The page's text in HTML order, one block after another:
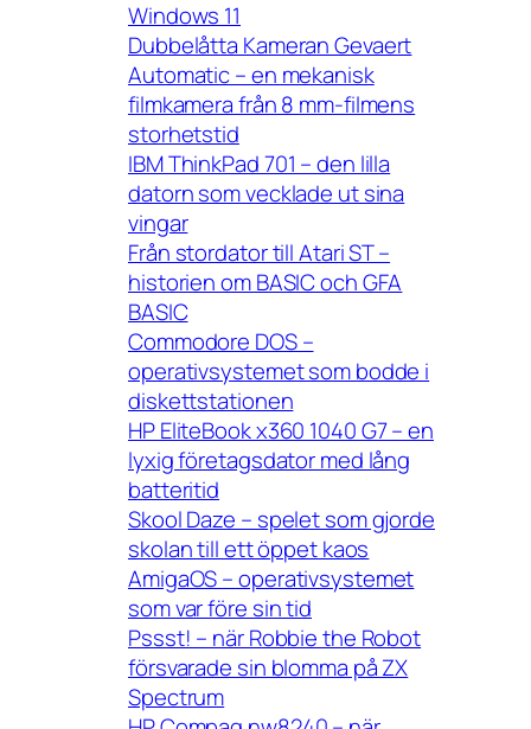
Windows 11
Dubbelåtta Kameran Gevaert
Automatic – en mekanisk
filmkamera från 8 mm-filmens
storhetstid
IBM ThinkPad 701 – den lilla
datorn som vecklade ut sina
vingar
Från stordator till Atari ST –
historien om BASIC och GFA
BASIC
Commodore DOS –
operativsystemet som bodde i
diskettstationen
HP EliteBook x360 1040 G7 – en
lyxig företagsdator med lång
batteritid
Skool Daze – spelet som gjorde
skolan till ett öppet kaos
AmigaOS – operativsystemet
som var före sin tid
Pssst! – när Robbie the Robot
försvarade sin blomma på ZX
Spectrum